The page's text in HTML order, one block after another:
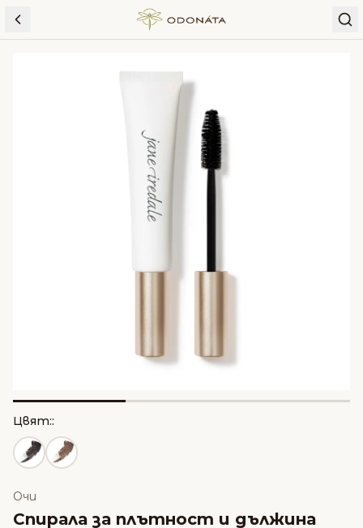
Skip to content
Очи
Спирала за плътност и дължина
Цвят::